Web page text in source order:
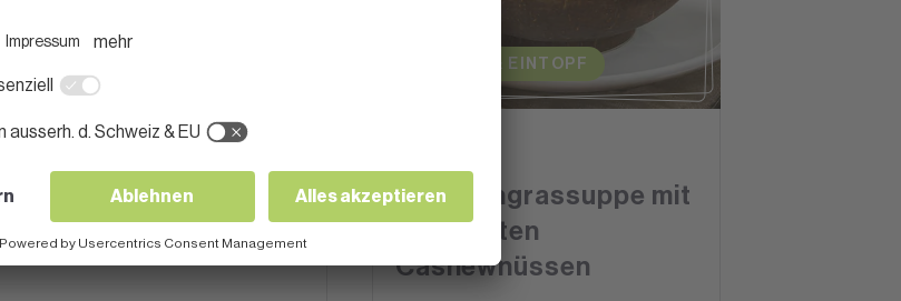
Honig-Sauce
1 Stunde
SUPPEN & EINTOPF
Zitronengrassuppe mit
gerösteten
Cashewnüssen